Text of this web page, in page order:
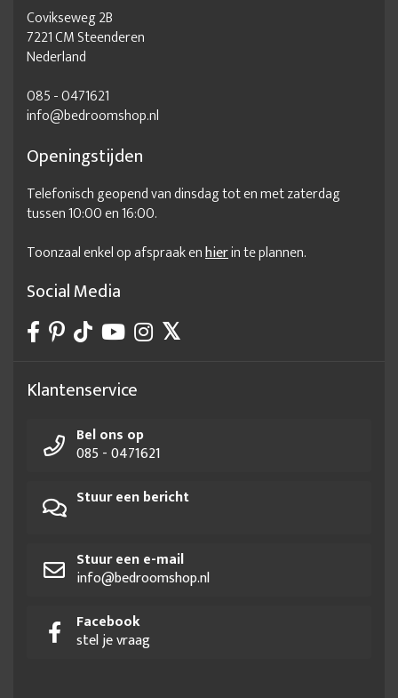
Covikseweg 2B
7221 CM Steenderen
Nederland
085 - 0471621
info@bedroomshop.nl
Openingstijden
Telefonisch geopend van dinsdag tot en met zaterdag
tussen 10:00 en 16:00.
Toonzaal enkel op afspraak enhierin te plannen.
Social Media
Klantenservice
Bel ons op
085 - 0471621
Stuur een bericht
Stuur een e-mail
info@bedroomshop.nl
Facebook
stel je vraag